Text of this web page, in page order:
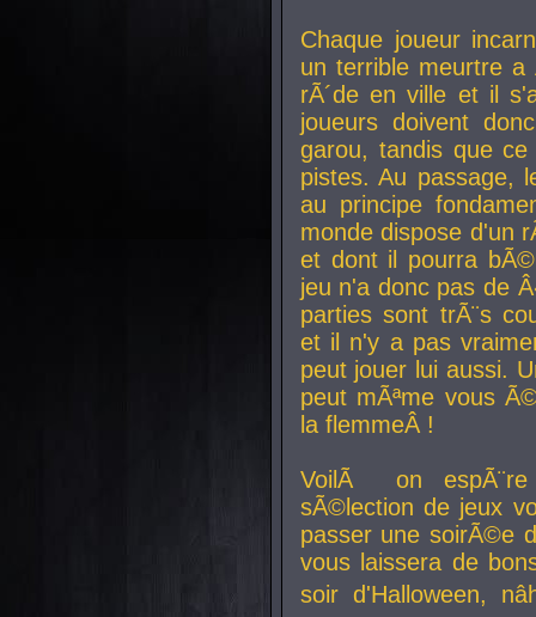
Chaque joueur
un terrible meurtre
rÃ´de en ville et il
joueurs doivent
garou, tandis que
pistes. Au passage,
au principe
monde dispose d'un
et dont il pourra
jeu n'a donc pas de
parties sont trÃ¨s
et il n'y a pas
peut jouer lui aussi.
peut mÃªme vous
la flemmeÂ !
VoilÃ on
sÃ©lection de jeux
passer une soirÃ©e
vous laissera de
soir d'Halloween,